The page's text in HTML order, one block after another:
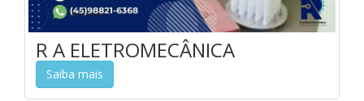
R A ELETROMECÂNICA
Saiba mais